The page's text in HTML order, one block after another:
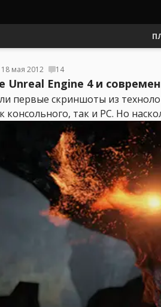
мая 2012 14
Unreal Engine 4 и
первые скриншоты из
консольного, так и PC. Но